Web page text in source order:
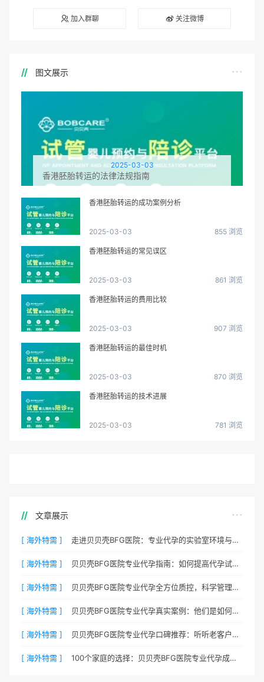
加入群聊 关注微博
图文展示
2025-03-03
香港胚胎转运的法律法规指南
香港胚胎转运的成功案例分析
2025-03-03 855 浏览
香港胚胎转运的常见误区
2025-03-03 861 浏览
香港胚胎转运的费用比较
2025-03-03 907 浏览
香港胚胎转运的最佳时机
2025-03-03 870 浏览
香港胚胎转运的技术进展
2025-03-03 781 浏览
文章展示
[ 海外特需 ] 走进贝贝壳BFG医院：专业代孕的实验室环境与操作流程
[ 海外特需 ] 贝贝壳BFG医院专业代孕指南：如何提高代孕试管的成功率？
[ 海外特需 ] 贝贝壳BFG医院专业代孕全方位质控，科学管理生育每一步
[ 海外特需 ] 贝贝壳BFG医院专业代孕真实案例：他们是如何在这里圆梦的
[ 海外特需 ] 贝贝壳BFG医院专业代孕口碑推荐：听听老客户的真实评价
[ 海外特需 ] 100个家庭的选择：贝贝壳BFG医院专业代孕成功案例分享